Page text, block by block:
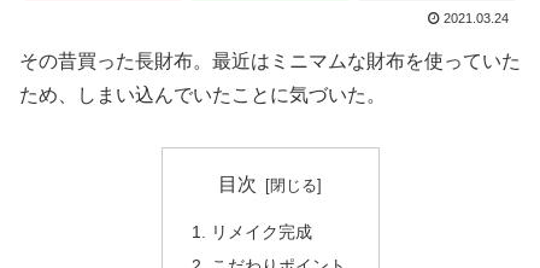
2021.03.24
その昔買った長財布。最近はミニマムな財布を使っていた
ため、しまい込んでいたことに気づいた。
目次
リメイク完成